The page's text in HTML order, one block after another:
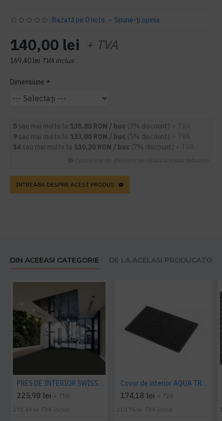
Bazată pe 0 note. - Spune-ţi opinia
140,00 lei + TVA
169,40 lei TVA inclus
Dimensiune
5 sau mai multe la 135,80 RON / buc (3% discount)
9 sau mai multe la 133,00 RON / buc (5% discount)
14 sau mai multe la 130,20 RON / buc (7% discount)
INTREABA DESPRE ACEST PRODUS
DIN ACEEASI CATEGORIE DE LA ACELASI PRODUCATOR
PRES DE INTERIOR SWISSLON CLASSIC, NOTRAX
225,98 lei + TVA
273,44 lei TVA inclus
Covor de interior AQUA TRAP
174,18 lei + TVA
210,76 lei TVA inclus